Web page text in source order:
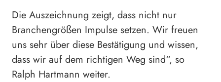
Die Auszeichnung zeigt, dass nicht nur
Branchengrößen Impulse setzen. Wir freuen
uns sehr über diese Bestätigung und wissen,
dass wir auf dem richtigen Weg sind“, so
Ralph Hartmann weiter.